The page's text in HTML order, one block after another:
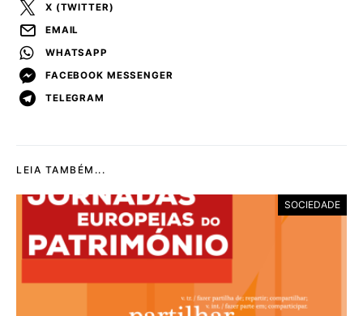
X (TWITTER)
EMAIL
WHATSAPP
FACEBOOK MESSENGER
TELEGRAM
LEIA TAMBÉM...
SOCIEDADE